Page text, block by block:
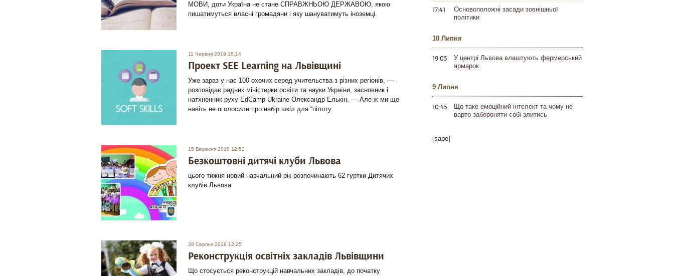
МОВИ, доти Україна не стане СПРАВЖНЬОЮ ДЕРЖАВОЮ, якою
пишатимуться власні громадяни і яку шануватимуть іноземці.
11 Червня 2019 18:14
Проект SEE Learning на Львівщині
Уже зараз у нас 100 охочих серед учительства з різних регіонів, —
розповідає радник міністерки освіти та науки України, засновник і
натхненник руху EdCamp Ukraine Олександр Елькін. — Але ж ми ще
навіть не оголосили про набір шкіл для “пілоту
15 Вересня 2018 12:52
Безкоштовні дитячі клуби Львова
цього тижня новий навчальний рік розпочинають 62 гуртки Дитячих
клубів Львова
28 Серпня 2018 12:25
Реконструкція освітніх закладів Львівщини
Що стосується реконструкцій навчальних закладів, до початку
17:41
Основоположні засади зовнішньої
політики
10 Липня
19:05
У центрі Львова влаштують фермерський
ярмарок
9 Липня
10:45
Що таке емоційний інтелект та чому не
варто забороняти собі злитись
[sape]